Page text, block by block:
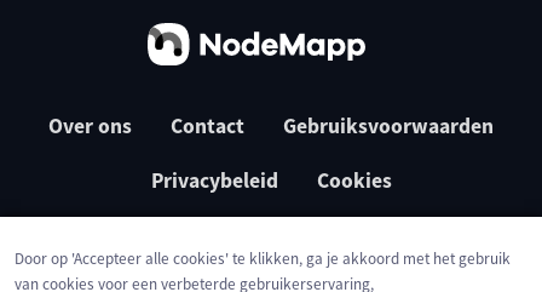
Over ons Contact Gebruiksvoorwaarden
Privacybeleid Cookies
Door op 'Accepteer alle cookies' te klikken, ga je akkoord met het gebruik
van cookies voor een verbeterde gebruikerservaring,